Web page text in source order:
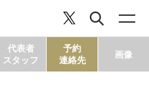
代表者
スタッフ
予約
連絡先
画像